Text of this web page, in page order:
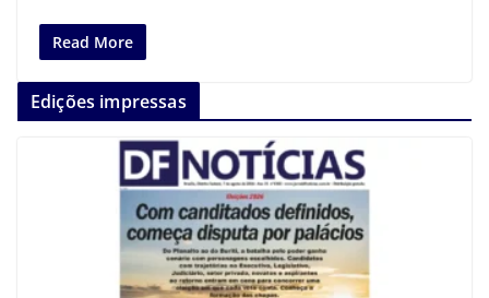
Read More
Edições impressas